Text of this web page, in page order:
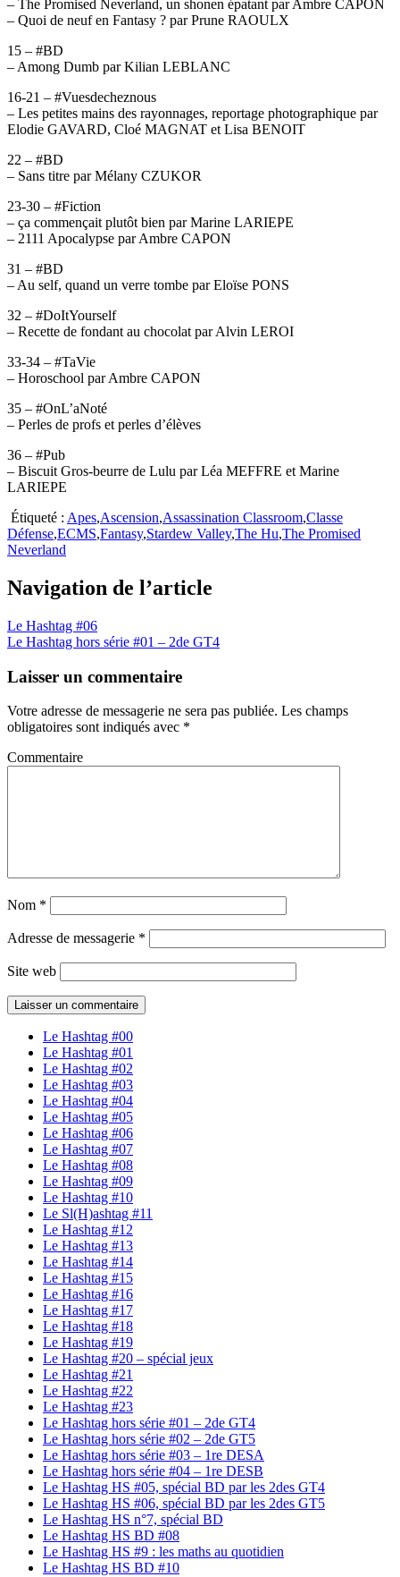
– The Promised Neverland, un shonen épatant par Ambre CAPON
– Quoi de neuf en Fantasy ? par Prune RAOULX
15 – #BD
– Among Dumb par Kilian LEBLANC
16-21 – #Vuesdecheznous
– Les petites mains des rayonnages, reportage photographique par
Elodie GAVARD, Cloé MAGNAT et Lisa BENOIT
22 – #BD
– Sans titre par Mélany CZUKOR
23-30 – #Fiction
– ça commençait plutôt bien par Marine LARIEPE
– 2111 Apocalypse par Ambre CAPON
31 – #BD
– Au self, quand un verre tombe par Eloïse PONS
32 – #DoItYourself
– Recette de fondant au chocolat par Alvin LEROI
33-34 – #TaVie
– Horoschool par Ambre CAPON
35 – #OnL’aNoté
– Perles de profs et perles d’élèves
36 – #Pub
– Biscuit Gros-beurre de Lulu par Léa MEFFRE et Marine
LARIEPE
Étiqueté : Apes,Ascension,Assassination Classroom,Classe
Défense,ECMS,Fantasy,Stardew Valley,The Hu,The Promised
Neverland
Navigation de l’article
Le Hashtag #06
Le Hashtag hors série #01 – 2de GT4
Laisser un commentaire
Votre adresse de messagerie ne sera pas publiée. Les champs
obligatoires sont indiqués avec *
Commentaire
Nom *
Adresse de messagerie *
Site web
Le Hashtag #00
Le Hashtag #01
Le Hashtag #02
Le Hashtag #03
Le Hashtag #04
Le Hashtag #05
Le Hashtag #06
Le Hashtag #07
Le Hashtag #08
Le Hashtag #09
Le Hashtag #10
Le Sl(H)ashtag #11
Le Hashtag #12
Le Hashtag #13
Le Hashtag #14
Le Hashtag #15
Le Hashtag #16
Le Hashtag #17
Le Hashtag #18
Le Hashtag #19
Le Hashtag #20 – spécial jeux
Le Hashtag #21
Le Hashtag #22
Le Hashtag #23
Le Hashtag hors série #01 – 2de GT4
Le Hashtag hors série #02 – 2de GT5
Le Hashtag hors série #03 – 1re DESA
Le Hashtag hors série #04 – 1re DESB
Le Hashtag HS #05, spécial BD par les 2des GT4
Le Hashtag HS #06, spécial BD par les 2des GT5
Le Hashtag HS n°7, spécial BD
Le Hashtag HS BD #08
Le Hashtag HS #9 : les maths au quotidien
Le Hashtag HS BD #10